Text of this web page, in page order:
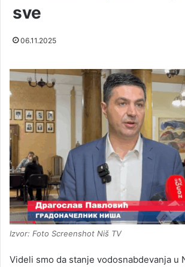
sve
06.11.2025
Izvor: Foto Screenshot Niš TV
Videli smo da stanje vodosnabdevanja u